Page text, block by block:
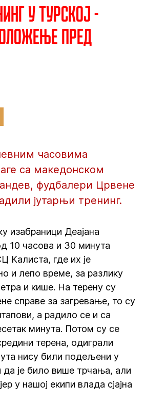
у Турској -
пред
часовима
са македонском
фудбалери Црвене
јутарњи тренинг.
изабраници Деајана
10 часова и 30 минута
Калиста, где их је
и лепо време, за разлику
и кише. На терену су
справе за загревање, то су
а радило се и са
минута. Потом су се
терена, одиграли
нису били подељени у
да је било више трчања, али
у нашој екипи влада сјајна